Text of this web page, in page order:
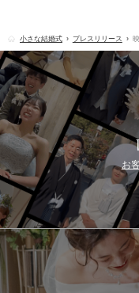
小さな結婚式 プレスリリース
お